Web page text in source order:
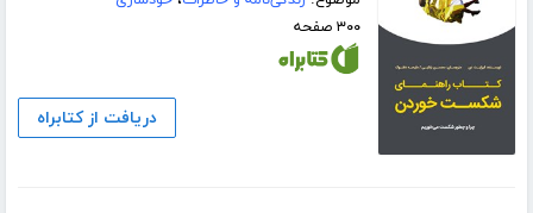
۳۰۰ صفحه
دریافت از کتابراه